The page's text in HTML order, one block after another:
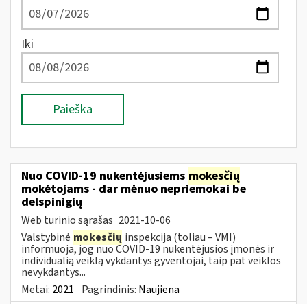
Iki
Paieška
Nuo COVID-19 nukentėjusiems mokesčių
mokėtojams - dar mėnuo nepriemokai be
delspinigių
Web turinio sąrašas 2021-10-06
Valstybinė mokesčių inspekcija (toliau – VMI)
informuoja, jog nuo COVID-19 nukentėjusios įmonės ir
individualią veiklą vykdantys gyventojai, taip pat veiklos
nevykdantys...
Metai: 2021 Pagrindinis: Naujiena